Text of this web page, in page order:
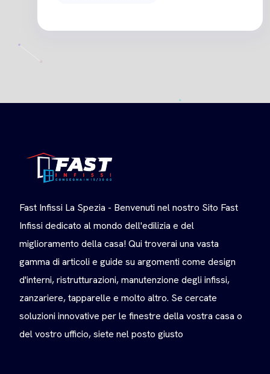
Fast Infissi La Spezia - Benvenuti nel nostro Sito Fast
Infissi dedicato al mondo dell'edilizia e del
miglioramento della casa! Qui troverai una vasta
gamma di articoli e guide su argomenti come design
d'interni, ristrutturazioni, manutenzione degli infissi,
zanzariere, tapparelle e molto altro. Se cercate
soluzioni innovative per le finestre della vostra casa o
del vostro ufficio, siete nel posto giusto